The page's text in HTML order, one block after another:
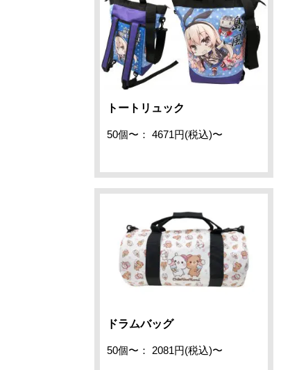
トートリュック
50個〜： 4671円(税込)〜
ドラムバッグ
50個〜： 2081円(税込)〜